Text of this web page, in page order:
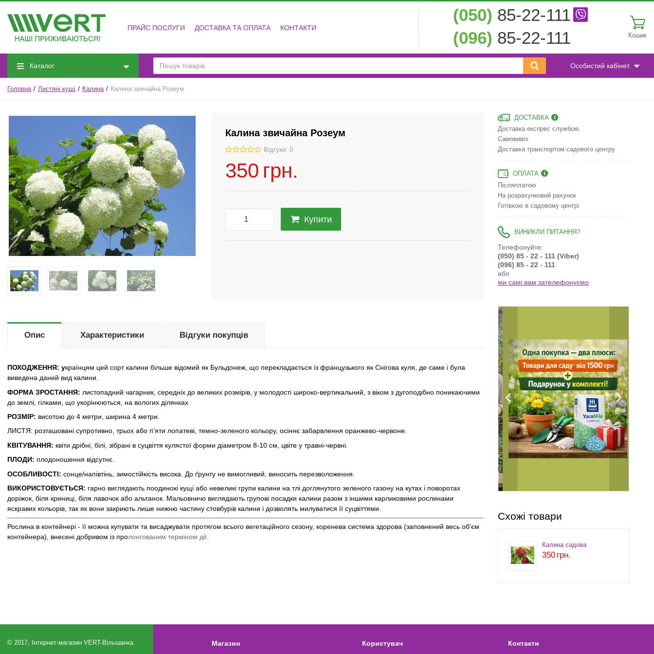
ПРАЙС ПОСЛУГИ ДОСТАВКА ТА ОПЛАТА КОНТАКТИ
(050) 85-22-111
(096) 85-22-111 Кошик
Каталог Особистий кабінет
Головна Листяні кущі Калина Калина звичайна Розеум
Калина звичайна Розеум
Відгуки: 0
350 грн.
Купити
Опис
ПОХОДЖЕННЯ: українцям цей сорт калини більше відомий як Бульдонеж, що перекладається із французького як Снігова куля, де саме і була
виведена даний вид калини.
ФОРМА ЗРОСТАННЯ: листопадний чагарник, середніх до великих розмірів, у молодості широко-вертикальний, з віком з дугоподібно поникаючими
до землі, гілками, що укорінюються, на вологих ділянках
РОЗМІР: висотою до 4 метри, ширина 4 метри.
ЛИСТЯ: розташовані супротивно, трьох або п'яти лопатеві, темно-зеленого кольору, осіннє забарвлення оранжево-червоне.
КВІТУВАННЯ: квіти дрібні, білі, зібрані в суцвіття кулястої форми діаметром 8-10 см, цвіте у травні-червні.
ПЛОДИ: плодоношення відсутнє.
ОСОБЛИВОСТІ: сонце/напівтінь, зимостійкість висока. До ґрунту не вимогливий, виносить перезволоження.
ВИКОРИСТОВУЄТЬСЯ: гарно виглядають поодинокі кущі або невеликі групи калини на тлі доглянутого зеленого газону на кутах і поворотах
доріжок, біля криниці, біля лавочок або альтанок. Мальовничо виглядають групові посадки калини разом з іншими карликовими рослинами
яскравих кольорів, так як вони закриють лише нижню частину стовбурів калини і дозволять милуватися її суцвіттями.
Рослина в контейнері - її можна купувати та висаджувати протягом всього вегетаційного сезону, коренева система здорова (заповнений весь об'єм
контейнера), внесені добривом із пролонгованим терміном дії.
Характеристики Відгуки покупців
ДОСТАВКА
Доставка експрес службою
Самовивіз
Доставка транспортом садового центру
ОПЛАТА
Післяплатою
На розрахунковий рахунок
Готівкою в садовому центрі
ВИНИКЛИ ПИТАННЯ?
Телефонуйте:
(050) 85 - 22 - 111 (Viber)
(096) 85 - 22 - 111
або
ми самі вам зателефонуємо
Схожі товари
Калина садова
350 грн.
© 2017, Інтернет-магазин VERT-Вільшанка Магазин Користувач Контакти